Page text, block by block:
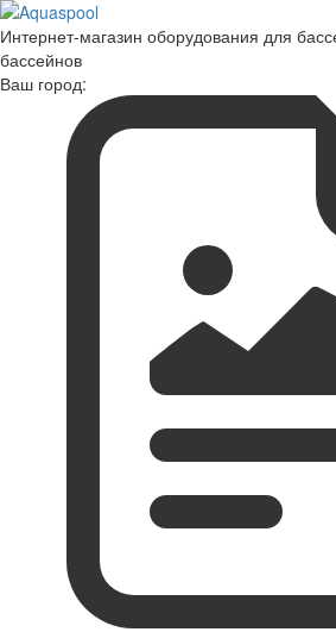
Интернет-магазин оборудования для
бассейнов
Ваш город: